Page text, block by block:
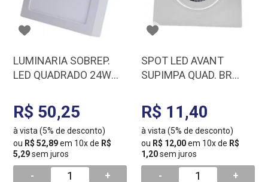
LUMINARIA SOBREP.
LED QUADRADO 24W
BLUMENAU/AVANT
R$ 50,25
à vista (5% de desconto)
ou R$ 52,89em 10x de R$
5,29sem juros
- +
SPOT LED AVANT
SUPIMPA QUAD. BR
865021371/281031377
R$ 11,40
à vista (5% de desconto)
ou R$ 12,00em 10x de R$
1,20sem juros
- +